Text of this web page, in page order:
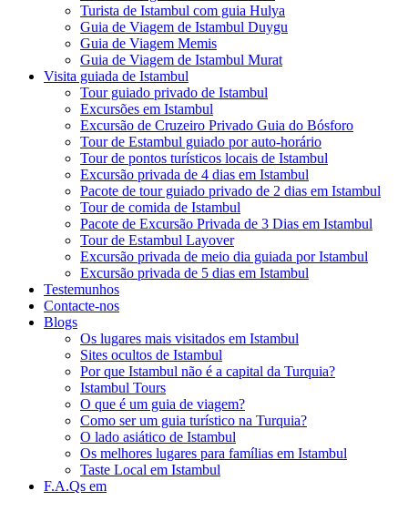
Turista de Istambul com guia Hulya
Guia de Viagem de Istambul Duygu
Guia de Viagem Memis
Guia de Viagem de Istambul Murat
Visita guiada de Istambul
Tour guiado privado de Istambul
Excursões em Istambul
Excursão de Cruzeiro Privado Guia do Bósforo
Tour de Estambul guiado por auto-horário
Tour de pontos turísticos locais de Istambul
Excursão privada de 4 dias em Istambul
Pacote de tour guiado privado de 2 dias em Istambul
Tour de comida de Istambul
Pacote de Excursão Privada de 3 Dias em Istambul
Tour de Estambul Layover
Excursão privada de meio dia guiada por Istambul
Excursão privada de 5 dias em Istambul
Testemunhos
Contacte-nos
Blogs
Os lugares mais visitados em Istambul
Sites ocultos de Istambul
Por que Istambul não é a capital da Turquia?
Istambul Tours
O que é um guia de viagem?
Como ser um guia turístico na Turquia?
O lado asiático de Istambul
Os melhores lugares para famílias em Istambul
Taste Local em Istambul
F.A.Qs em